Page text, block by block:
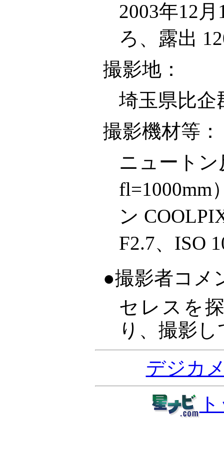
2003年12
ろ、露出
撮影地：
埼玉県比企
撮影機材等：
ニュートン
fl=1000mm
ン
F2.7、ISO
●撮影者コメ
セレスを
り、撮影
デジカ